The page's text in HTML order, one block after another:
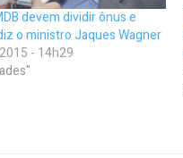
devem dividir ônus e
o ministro Jaques Wagner
- 14h29